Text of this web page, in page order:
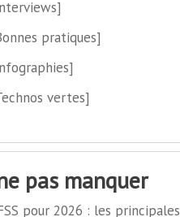
pratiques]
vertes]
ne pas manquer
pour 2026 : les principales